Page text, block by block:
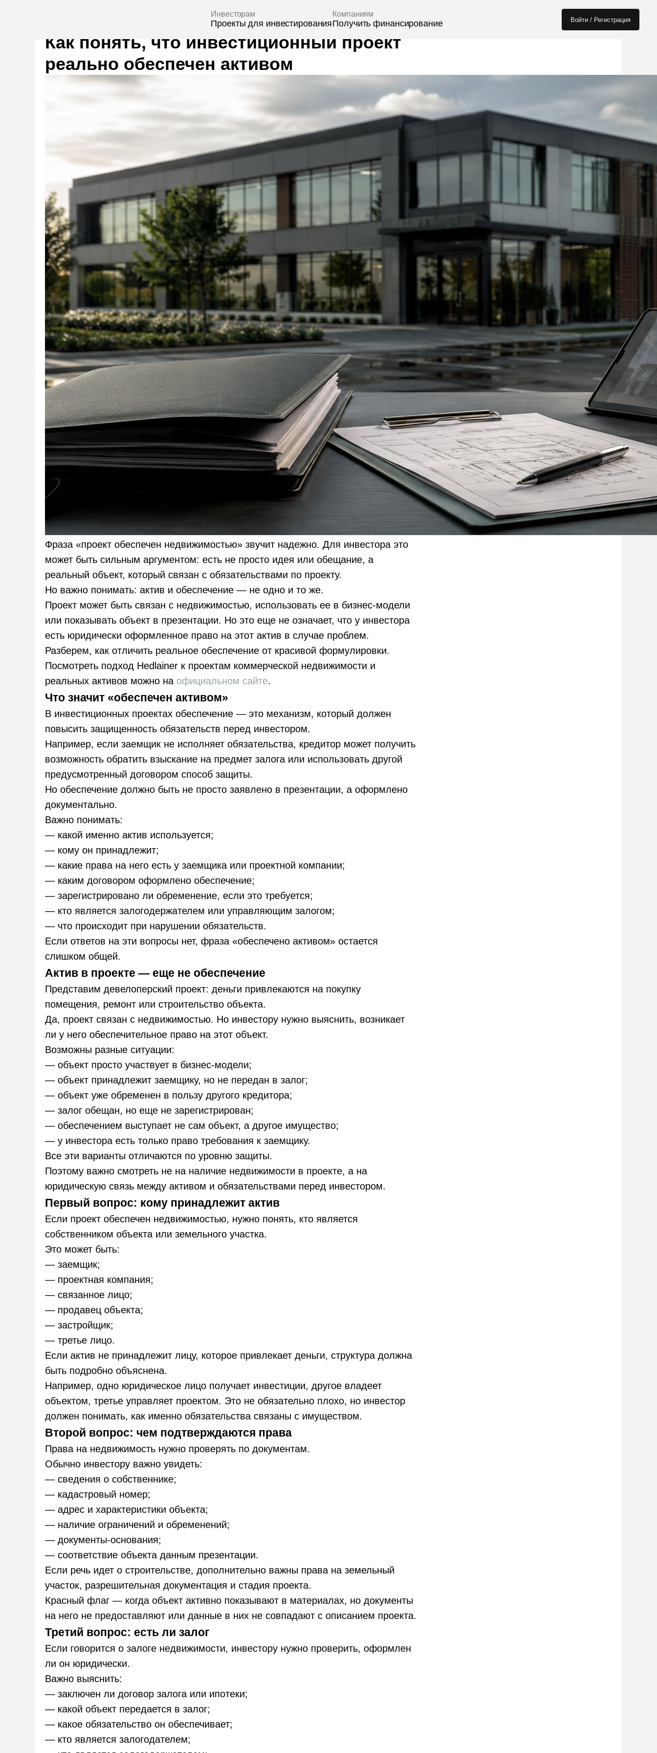
Инвесторам
Проекты для инвестирования
Компаниям
Получить финансирование
Как понять, что инвестиционный проект
реально обеспечен активом
Фраза «проект обеспечен недвижимостью» звучит надежно. Для инвестора это
может быть сильным аргументом: есть не просто идея или обещание, а
реальный объект, который связан с обязательствами по проекту.
Но важно понимать: актив и обеспечение — не одно и то же.
Проект может быть связан с недвижимостью, использовать ее в бизнес-модели
или показывать объект в презентации. Но это еще не означает, что у инвестора
есть юридически оформленное право на этот актив в случае проблем.
Разберем, как отличить реальное обеспечение от красивой формулировки.
Посмотреть подход Hedlainer к проектам коммерческой недвижимости и
реальных активов можно на официальном сайте.
Что значит «обеспечен активом»
В инвестиционных проектах обеспечение — это механизм, который должен
повысить защищенность обязательств перед инвестором.
Например, если заемщик не исполняет обязательства, кредитор может получить
возможность обратить взыскание на предмет залога или использовать другой
предусмотренный договором способ защиты.
Но обеспечение должно быть не просто заявлено в презентации, а оформлено
документально.
Важно понимать:
— какой именно актив используется;
— кому он принадлежит;
— какие права на него есть у заемщика или проектной компании;
— каким договором оформлено обеспечение;
— зарегистрировано ли обременение, если это требуется;
— кто является залогодержателем или управляющим залогом;
— что происходит при нарушении обязательств.
Если ответов на эти вопросы нет, фраза «обеспечено активом» остается
слишком общей.
Актив в проекте — еще не обеспечение
Представим девелоперский проект: деньги привлекаются на покупку
помещения, ремонт или строительство объекта.
Да, проект связан с недвижимостью. Но инвестору нужно выяснить, возникает
ли у него обеспечительное право на этот объект.
Возможны разные ситуации:
— объект просто участвует в бизнес-модели;
— объект принадлежит заемщику, но не передан в залог;
— объект уже обременен в пользу другого кредитора;
— залог обещан, но еще не зарегистрирован;
— обеспечением выступает не сам объект, а другое имущество;
— у инвестора есть только право требования к заемщику.
Все эти варианты отличаются по уровню защиты.
Поэтому важно смотреть не на наличие недвижимости в проекте, а на
юридическую связь между активом и обязательствами перед инвестором.
Первый вопрос: кому принадлежит актив
Если проект обеспечен недвижимостью, нужно понять, кто является
собственником объекта или земельного участка.
Это может быть:
— заемщик;
— проектная компания;
— связанное лицо;
— продавец объекта;
— застройщик;
— третье лицо.
Если актив не принадлежит лицу, которое привлекает деньги, структура должна
быть подробно объяснена.
Например, одно юридическое лицо получает инвестиции, другое владеет
объектом, третье управляет проектом. Это не обязательно плохо, но инвестор
должен понимать, как именно обязательства связаны с имуществом.
Второй вопрос: чем подтверждаются права
Права на недвижимость нужно проверять по документам.
Обычно инвестору важно увидеть:
— сведения о собственнике;
— кадастровый номер;
— адрес и характеристики объекта;
— наличие ограничений и обременений;
— документы-основания;
— соответствие объекта данным презентации.
Если речь идет о строительстве, дополнительно важны права на земельный
участок, разрешительная документация и стадия проекта.
Красный флаг — когда объект активно показывают в материалах, но документы
на него не предоставляют или данные в них не совпадают с описанием проекта.
Третий вопрос: есть ли залог
Если говорится о залоге недвижимости, инвестору нужно проверить, оформлен
ли он юридически.
Важно выяснить:
— заключен ли договор залога или ипотеки;
— какой объект передается в залог;
— какое обязательство он обеспечивает;
— кто является залогодателем;